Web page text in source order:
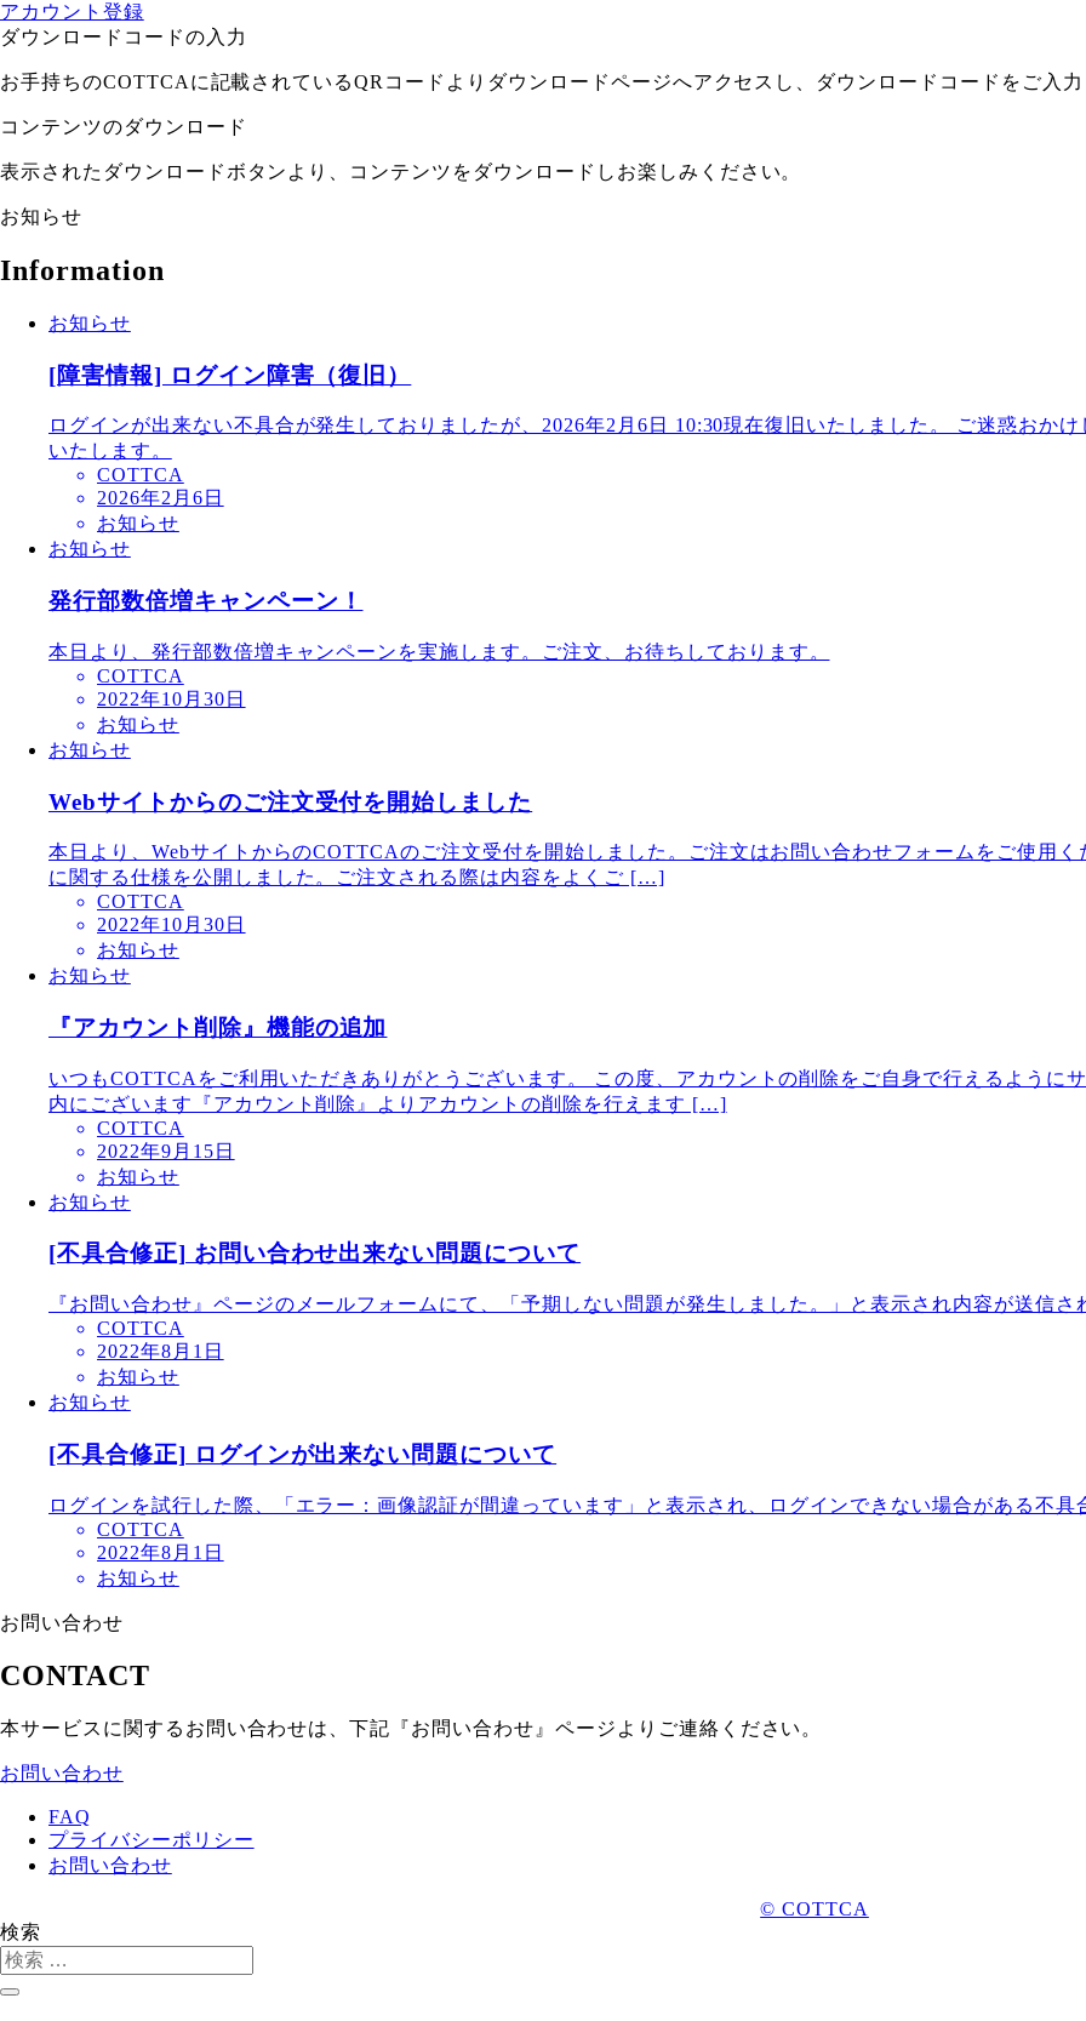
アカウント登録
ダウンロードコードの入力
お手持ちのCOTTCAに記載されているQRコードよりダウンロードページへアクセスし、ダウンロードコードをご入力
コンテンツのダウンロード
表示されたダウンロードボタンより、コンテンツをダウンロードしお楽しみください。
お知らせ
Information
お知らせ
[障害情報] ログイン障害（復旧）
ログインが出来ない不具合が発生しておりましたが、2026年2月6日 10:30現在復旧いたしました。 ご迷惑おか
いたします。
COTTCA
2026年2月6日
お知らせ
お知らせ
発行部数倍増キャンペーン！
本日より、発行部数倍増キャンペーンを実施します。ご注文、お待ちしております。
COTTCA
2022年10月30日
お知らせ
お知らせ
Webサイトからのご注文受付を開始しました
本日より、WebサイトからのCOTTCAのご注文受付を開始しました。ご注文はお問い合わせフォームをご使用
に関する仕様を公開しました。ご注文される際は内容をよくご […]
COTTCA
2022年10月30日
お知らせ
お知らせ
『アカウント削除』機能の追加
いつもCOTTCAをご利用いただきありがとうございます。 この度、アカウントの削除をご自身で行えるように
内にございます『アカウント削除』よりアカウントの削除を行えます […]
COTTCA
2022年9月15日
お知らせ
お知らせ
[不具合修正] お問い合わせ出来ない問題について
『お問い合わせ』ページのメールフォームにて、「予期しない問題が発生しました。」と表示され内容が送信さ
COTTCA
2022年8月1日
お知らせ
お知らせ
[不具合修正] ログインが出来ない問題について
ログインを試行した際、「エラー：画像認証が間違っています」と表示され、ログインできない場合がある不具
COTTCA
2022年8月1日
お知らせ
お問い合わせ
CONTACT
本サービスに関するお問い合わせは、下記『お問い合わせ』ページよりご連絡ください。
お問い合わせ
FAQ
プライバシーポリシー
お問い合わせ
© COTTCA
検索